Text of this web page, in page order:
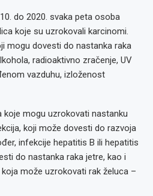
do 2020. svaka peta osoba
koje su uzrokovali karcinomi.
mogu dovesti do nastanka raka
radioaktivno zračenje, UV
vazduhu, izloženost
koje mogu uzrokovati nastanku
koji može dovesti do razvoja
infekcije hepatitis B ili hepatitis
do nastanka raka jetre, kao i
može uzrokovati rak želuca –